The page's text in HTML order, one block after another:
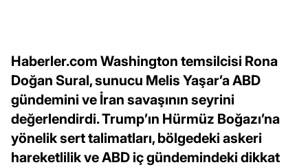
Haberler.com Washington temsilcisi Rona
Doğan Sural, sunucu Melis Yaşar’a ABD
gündemini ve İran savaşının seyrini
değerlendirdi. Trump’ın Hürmüz Boğazı’na
yönelik sert talimatları, bölgedeki askeri
hareketlilik ve ABD iç gündemindeki dikkat